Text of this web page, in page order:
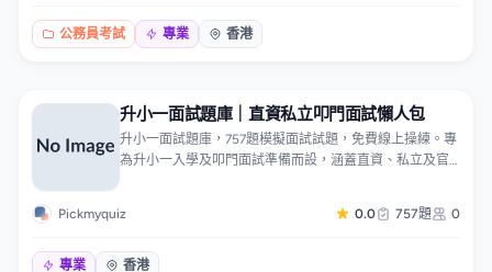
公務員考試 專業 香港
升小一面試題庫｜直資私立叩門面試懶人包
升小一面試題庫，757題模擬面試試題，免費線上操練。專
為升小一入學及叩門面試準備而設，涵蓋直資、私立及官
問，每題附答題方向、評分準則與親子練習指引。題目按
Pickmyquiz 0.0 757題 0
專業 香港